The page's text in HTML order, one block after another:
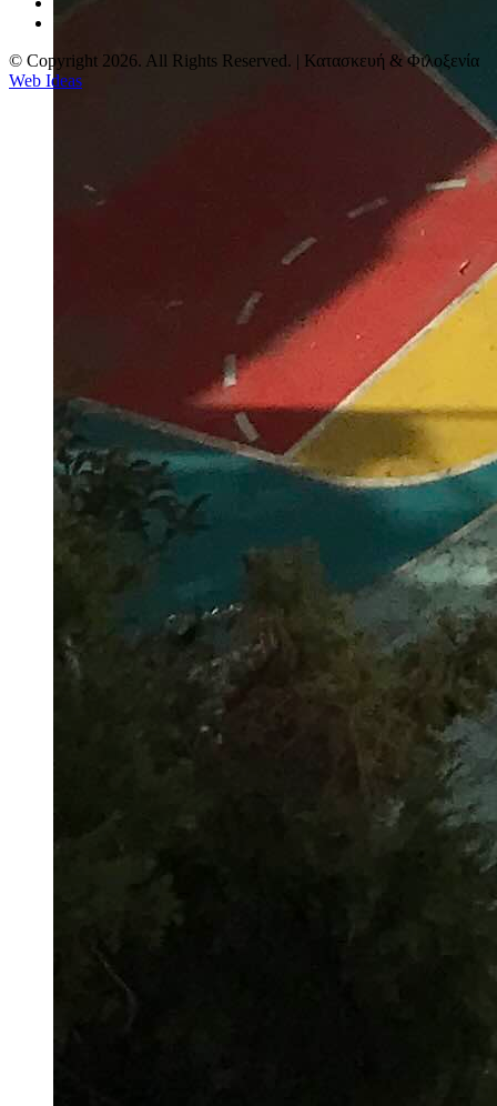
© Copyright 2026. All Rights Reserved. | Κατασκευή & Φιλοξενία
Web Ideas